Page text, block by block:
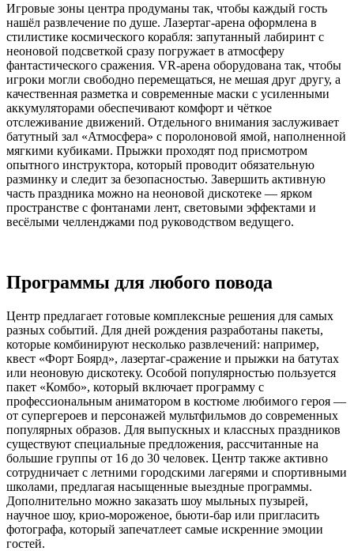
Игровые зоны центра продуманы так, чтобы каждый гость
нашёл развлечение по душе. Лазертаг-арена оформлена в
стилистике космического корабля: запутанный лабиринт с
неоновой подсветкой сразу погружает в атмосферу
фантастического сражения. VR-арена оборудована так, чтобы
игроки могли свободно перемещаться, не мешая друг другу, а
качественная разметка и современные маски с усиленными
аккумуляторами обеспечивают комфорт и чёткое
отслеживание движений. Отдельного внимания заслуживает
батутный зал «Атмосфера» с поролоновой ямой, наполненной
мягкими кубиками. Прыжки проходят под присмотром
опытного инструктора, который проводит обязательную
разминку и следит за безопасностью. Завершить активную
часть праздника можно на неоновой дискотеке — ярком
пространстве с фонтанами лент, световыми эффектами и
весёлыми челленджами под руководством ведущего.
Программы для любого повода
Центр предлагает готовые комплексные решения для самых
разных событий. Для дней рождения разработаны пакеты,
которые комбинируют несколько развлечений: например,
квест «Форт Боярд», лазертаг-сражение и прыжки на батутах
или неоновую дискотеку. Особой популярностью пользуется
пакет «Комбо», который включает программу с
профессиональным аниматором в костюме любимого героя —
от супергероев и персонажей мультфильмов до современных
популярных образов. Для выпускных и классных праздников
существуют специальные предложения, рассчитанные на
большие группы от 16 до 30 человек. Центр также активно
сотрудничает с летними городскими лагерями и спортивными
школами, предлагая насыщенные выездные программы.
Дополнительно можно заказать шоу мыльных пузырей,
научное шоу, крио-мороженое, бьюти-бар или пригласить
фотографа, который запечатлеет самые искренние эмоции
гостей.